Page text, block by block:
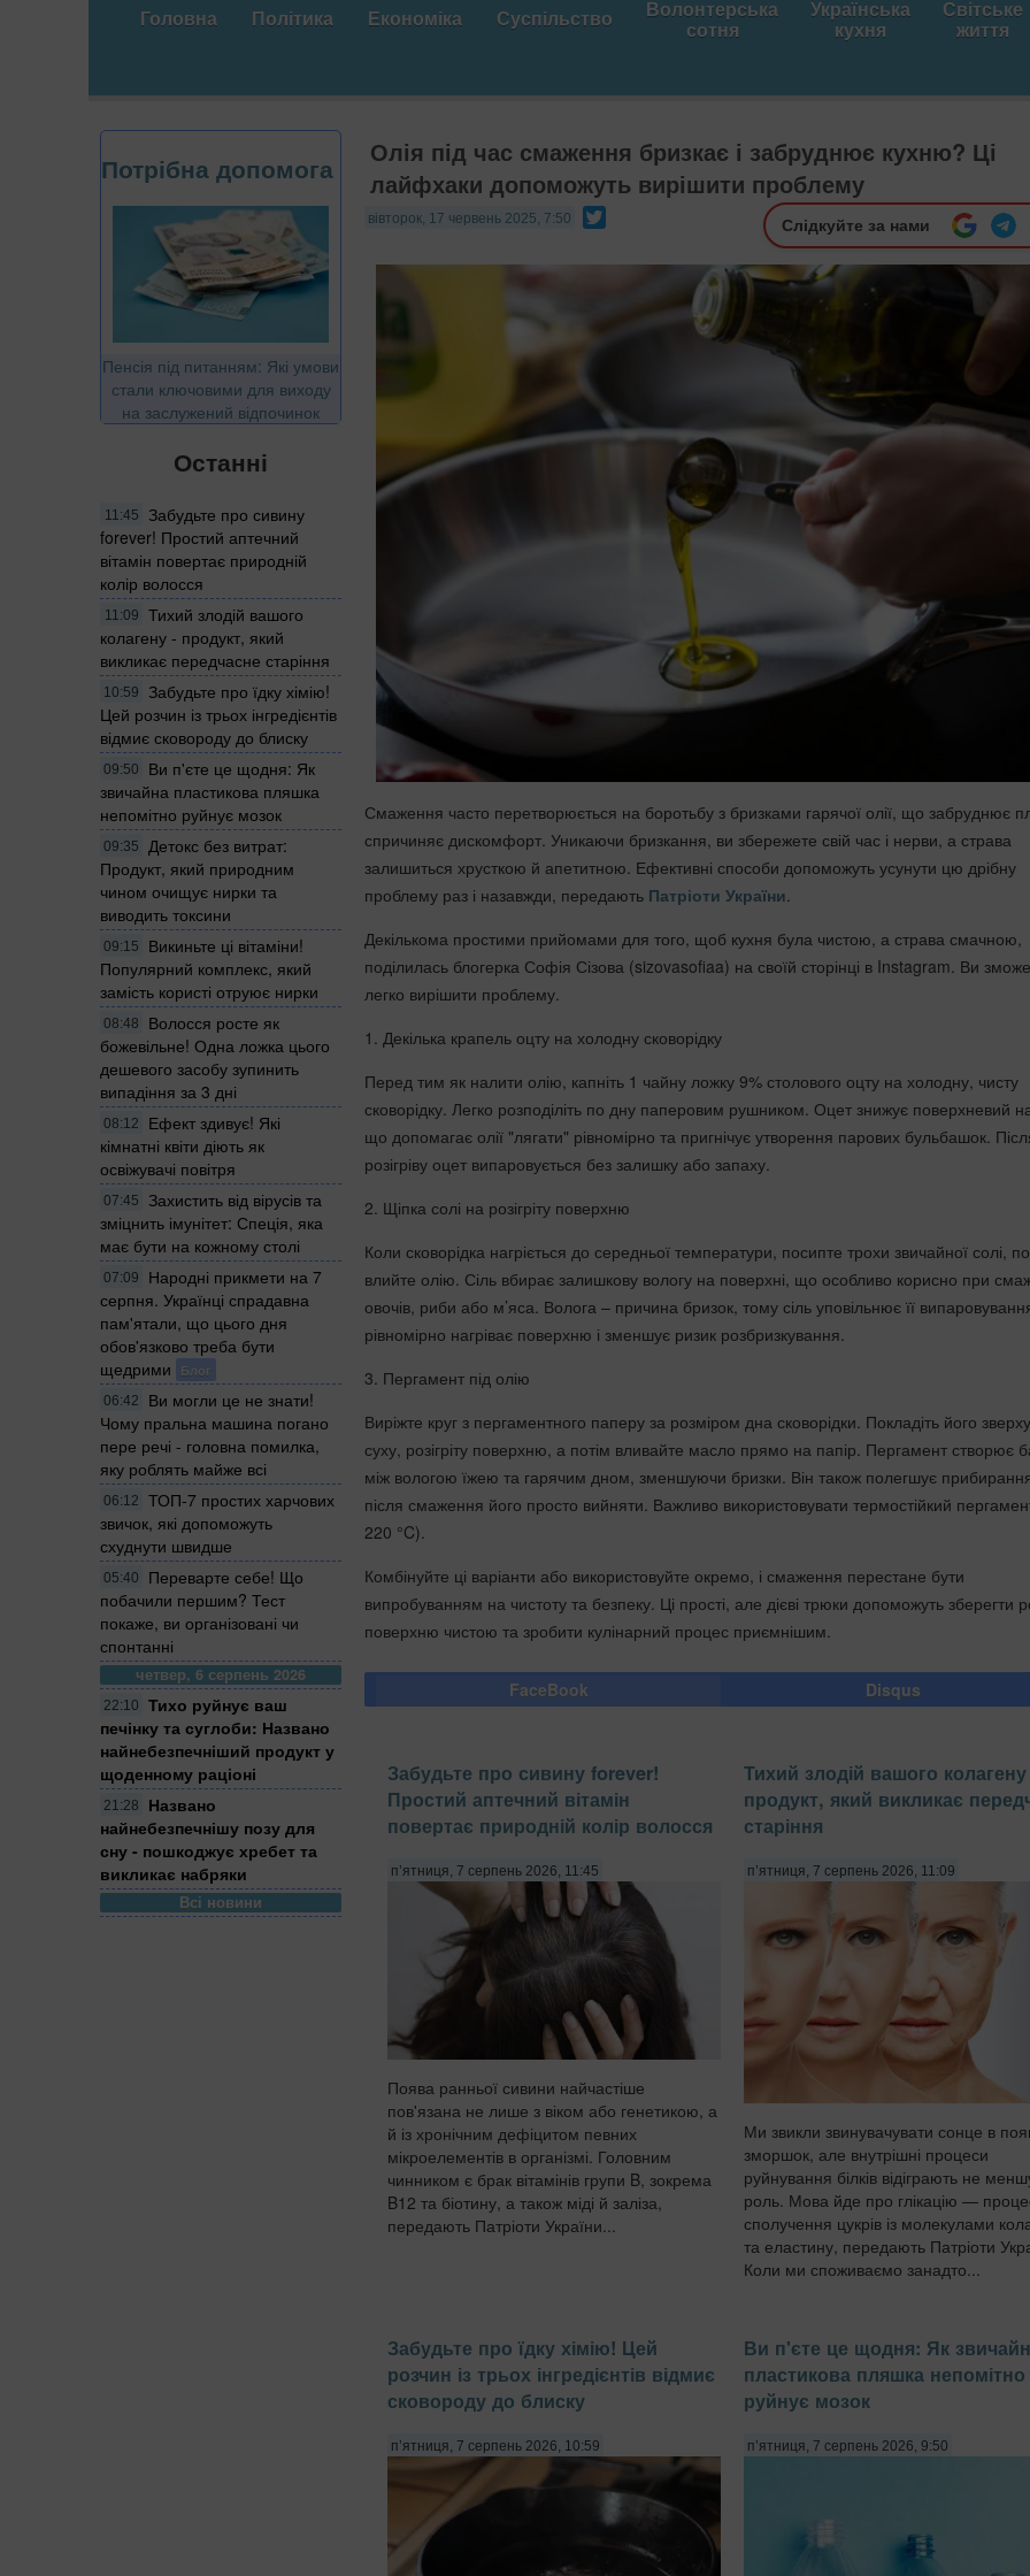
Головна Політика Економіка Суспільство Волонтерська
сотня
Українська
кухня
Світське
життя
Потрібна допомога
Пенсія під питанням: Які умови
стали ключовими для виходу
на заслужений відпочинок
Останні
11:45
Забудьте про сивину
forever! Простий аптечний
вітамін повертає природній
колір волосся
11:09
Тихий злодій вашого
колагену - продукт, який
викликає передчасне старіння
10:59
Забудьте про їдку хімію!
Цей розчин із трьох інгредієнтів
відмиє сковороду до блиску
09:50
Ви п'єте це щодня: Як
звичайна пластикова пляшка
непомітно руйнує мозок
09:35
Детокс без витрат:
Продукт, який природним
чином очищує нирки та
виводить токсини
09:15
Викиньте ці вітаміни!
Популярний комплекс, який
замість користі отруює нирки
08:48
Волосся росте як
божевільне! Одна ложка цього
дешевого засобу зупинить
випадіння за 3 дні
08:12
Ефект здивує! Які
кімнатні квіти діють як
освіжувачі повітря
07:45
Захистить від вірусів та
зміцнить імунітет: Спеція, яка
має бути на кожному столі
07:09
Народні прикмети на 7
серпня. Українці спрадавна
пам'ятали, що цього дня
обов'язково треба бути
щедрими
Блог
06:42
Ви могли це не знати!
Чому пральна машина погано
пере речі - головна помилка,
яку роблять майже всі
06:12
ТОП-7 простих харчових
звичок, які допоможуть
схуднути швидше
05:40
Переварте себе! Що
побачили першим? Тест
покаже, ви організовані чи
спонтанні
четвер, 6 серпень 2026
22:10
Тихо руйнує ваш
печінку та суглоби: Названо
найнебезпечніший продукт у
щоденному раціоні
21:28
Названо
найнебезпечнішу позу для
сну - пошкоджує хребет та
викликає набряки
Всі новини
Олія під час смаження бризкає і забруднює кухню? Ці
лайфхаки допоможуть вирішити проблему
вівторок, 17 червень 2025, 7:50 Слідкуйте за нами
Смаження часто перетворюється на боротьбу з бризками гарячої олії, що забруднює
спричиняє дискомфорт. Уникаючи бризкання, ви збережете свій час і нерви, а страва
залишиться хрусткою й апетитною. Ефективні способи допоможуть усунути цю дрібну
проблему раз і назавжди, передають Патріоти України.
Декількома простими прийомами для того, щоб кухня була чистою, а страва смачною,
поділилась блогерка Софія Сізова (sizovasofiaa) на своїй сторінці в Instagram. Ви
легко вирішити проблему.
1. Декілька крапель оцту на холодну сковорідку
Перед тим як налити олію, капніть 1 чайну ложку 9% столового оцту на холодну, чисту
сковорідку. Легко розподіліть по дну паперовим рушником. Оцет знижує поверхневий
що допомагає олії "лягати" рівномірно та пригнічує утворення парових бульбашок.
розігріву оцет випаровується без залишку або запаху.
2. Щіпка солі на розігріту поверхню
Коли сковорідка нагріється до середньої температури, посипте трохи звичайної солі,
влийте олію. Сіль вбирає залишкову вологу на поверхні, що особливо корисно при
овочів, риби або м’яса. Волога – причина бризок, тому сіль уповільнює її
рівномірно нагріває поверхню і зменшує ризик розбризкування.
3. Пергамент під олію
Виріжте круг з пергаментного паперу за розміром дна сковорідки. Покладіть його
суху, розігріту поверхню, а потім вливайте масло прямо на папір. Пергамент створює
між вологою їжею та гарячим дном, зменшуючи бризки. Він також полегшує
після смаження його просто вийняти. Важливо використовувати термостійкий
220 °C).
Комбінуйте ці варіанти або використовуйте окремо, і смаження перестане бути
випробуванням на чистоту та безпеку. Ці прості, але дієві трюки допоможуть зберегти
поверхню чистою та зробити кулінарний процес приємнішим.
FaceBook Disqus
Забудьте про сивину forever!
Простий аптечний вітамін
повертає природній колір волосся
п’ятниця, 7 серпень 2026, 11:45
Поява ранньої сивини найчастіше
пов'язана не лише з віком або генетикою, а
й із хронічним дефіцитом певних
мікроелементів в організмі. Головним
чинником є брак вітамінів групи B, зокрема
B12 та біотину, а також міді й заліза,
передають Патріоти України...
Тихий злодій вашого
продукт, який викликає
старіння
п’ятниця, 7 серпень 2026, 11:09
Ми звикли звинувачувати сонце в
зморшок, але внутрішні процеси
руйнування білків відіграють не
роль. Мова йде про глікацію —
сполучення цукрів із молекулами
та еластину, передають Патріоти
Коли ми споживаємо занадто...
Забудьте про їдку хімію! Цей
розчин із трьох інгредієнтів відмиє
сковороду до блиску
п’ятниця, 7 серпень 2026, 10:59
Ви п'єте це щодня: Як
пластикова пляшка непомітно
руйнує мозок
п’ятниця, 7 серпень 2026, 9:50